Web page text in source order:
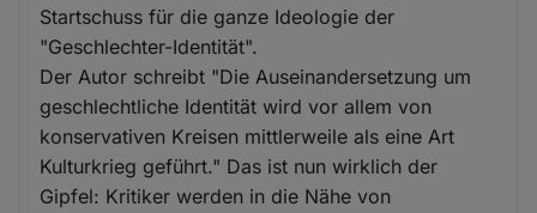
Startschuss für die ganze Ideologie der
"Geschlechter-Identität".
Der Autor schreibt "Die Auseinandersetzung um
geschlechtliche Identität wird vor allem von
konservativen Kreisen mittlerweile als eine Art
Kulturkrieg geführt." Das ist nun wirklich der
Gipfel: Kritiker werden in die Nähe von